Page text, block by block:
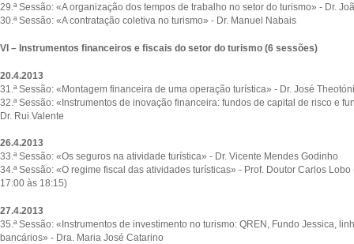
29.ª Sessão: «A organização dos tempos de trabalho no setor do turismo» - Dr.
30.ª Sessão: «A contratação coletiva no turismo» - Dr. Manuel Nabais
VI – Instrumentos financeiros e fiscais do setor do turismo (6 sessões)
20.4.2013
31.ª Sessão: «Montagem financeira de uma operação turística» - Dr. José
32.ª Sessão: «Instrumentos de inovação financeira: fundos de capital de risco e
Dr. Rui Valente
26.4.2013
33.ª Sessão: «Os seguros na atividade turística» - Dr. Vicente Mendes Godinho
34.ª Sessão: «O regime fiscal das atividades turísticas» - Prof. Doutor Carlos
17:00 às 18:15)
27.4.2013
35.ª Sessão: «Instrumentos de investimento no turismo: QREN, Fundo Jessica,
bancários» - Dra. Maria José Catarino